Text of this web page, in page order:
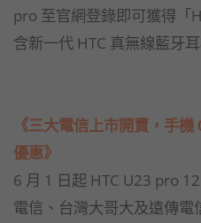
pro 至官網登錄即可獲得「
含新一代 HTC 真無線藍牙
《三大電信上市開賣，手
優惠》
6 月 1 日起 HTC U23 pro
電信、台灣大哥大及遠傳